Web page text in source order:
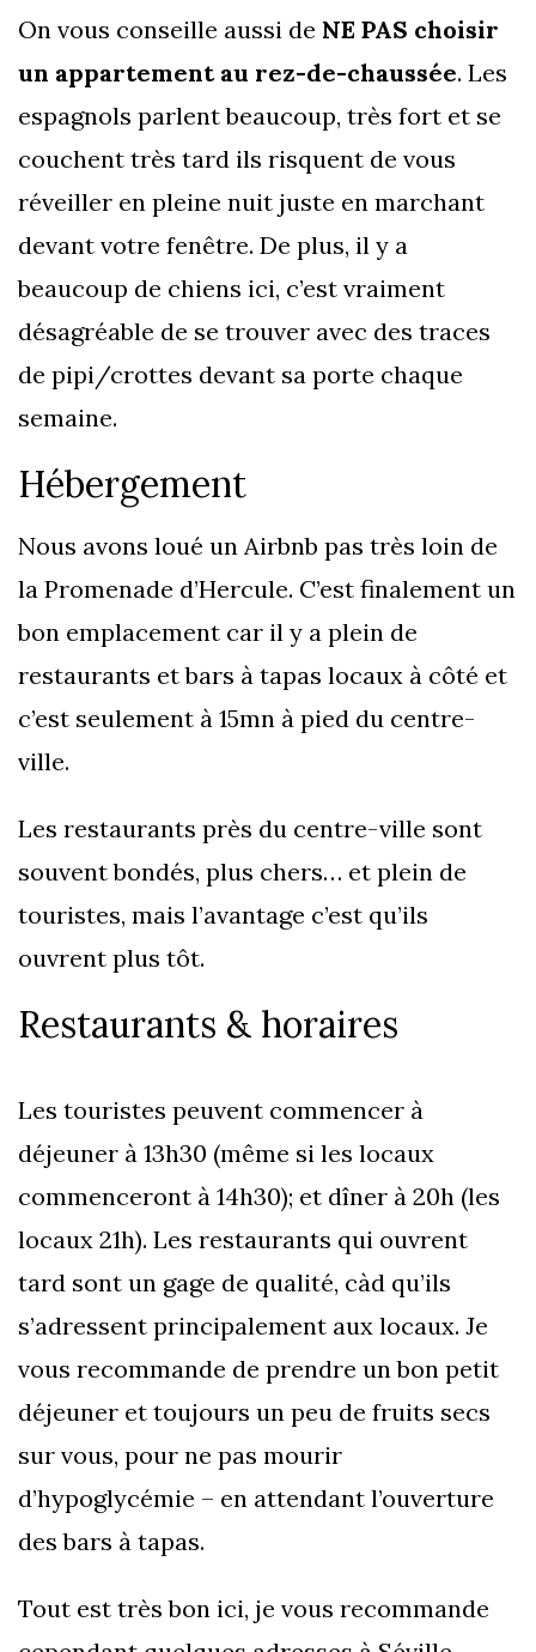
On vous conseille aussi de NE PAS choisir
un appartement au rez-de-chaussée. Les
espagnols parlent beaucoup, très fort et se
couchent très tard ils risquent de vous
réveiller en pleine nuit juste en marchant
devant votre fenêtre. De plus, il y a
beaucoup de chiens ici, c’est vraiment
désagréable de se trouver avec des traces
de pipi/crottes devant sa porte chaque
semaine.
Hébergement
Nous avons loué un Airbnb pas très loin de
la Promenade d’Hercule. C’est finalement un
bon emplacement car il y a plein de
restaurants et bars à tapas locaux à côté et
c’est seulement à 15mn à pied du centre-
ville.
Les restaurants près du centre-ville sont
souvent bondés, plus chers… et plein de
touristes, mais l’avantage c’est qu’ils
ouvrent plus tôt.
Restaurants & horaires
Les touristes peuvent commencer à
déjeuner à 13h30 (même si les locaux
commenceront à 14h30); et dîner à 20h (les
locaux 21h). Les restaurants qui ouvrent
tard sont un gage de qualité, càd qu’ils
s’adressent principalement aux locaux. Je
vous recommande de prendre un bon petit
déjeuner et toujours un peu de fruits secs
sur vous, pour ne pas mourir
d’hypoglycémie – en attendant l’ouverture
des bars à tapas.
Tout est très bon ici, je vous recommande